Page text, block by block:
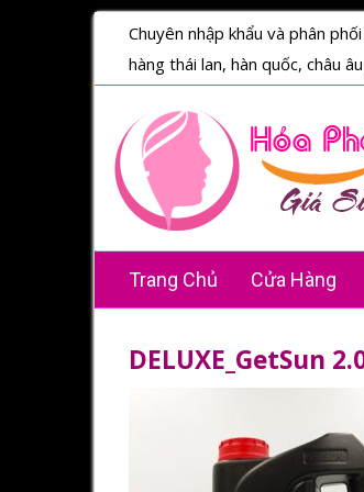
Chuyên nhập khẩu và phân
hàng thái lan, hàn quốc, châu
Trang Chủ Cửa Hàng
DELUXE_GetSun